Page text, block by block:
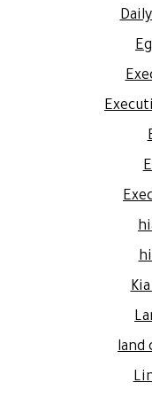
land